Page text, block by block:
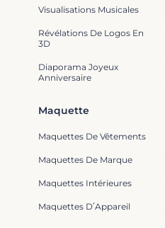
Maquette
Maquettes De Vêtements
Maquettes De Marque
Maquettes Intérieures
Maquettes D՛Appareil
Visualisations Musicales
Révélations De Logos En
3D
Diaporama Joyeux
Anniversaire